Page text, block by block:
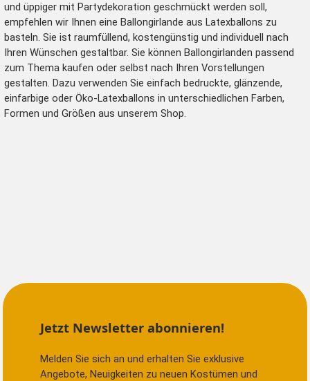
und üppiger mit Partydekoration geschmückt werden soll,
empfehlen wir Ihnen eine Ballongirlande aus Latexballons zu
basteln. Sie ist raumfüllend, kostengünstig und individuell nach
Ihren Wünschen gestaltbar. Sie können Ballongirlanden passend
zum Thema kaufen oder selbst nach Ihren Vorstellungen
gestalten. Dazu verwenden Sie einfach bedruckte, glänzende,
einfarbige oder Öko-Latexballons in unterschiedlichen Farben,
Formen und Größen aus unserem Shop.
Jetzt Newsletter abonnieren!
Melden Sie sich an und erhalten Sie exklusive
Angebote, Neuigkeiten zu neuen Kostümen und